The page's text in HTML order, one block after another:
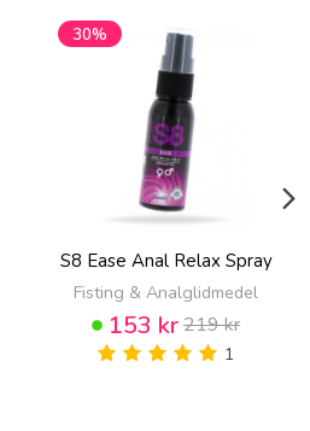
30%
S8 Ease Anal Relax Spray
Fisting & Analglidmedel
153 kr219 kr
1